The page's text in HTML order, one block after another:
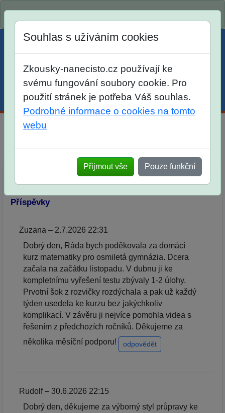
Menu Účet Košík
po skutečných přijímacích zkouškách
Souhlas s užíváním cookies
Zkousky-nanecisto.cz používají ke
svému fungování soubory cookie. Pro
použití stránek je potřeba Váš souhlas.
Podrobné informace o cookies na tomto
webu
Přijmout vše Pouze funkční
Přidat příspěvek
Příspěvky
Zuzana – 2.7.2026 22:31
Dobrý den, Ráda bych poděkovala za domácí
kurz matematiky pro osmiletá gymnázia. Dcera
začala na začátku listopadu. V dubnu ji ke
kompletnímu vyřešení testu zbývaly 1-2 úlohy.
Prvotní šok z rozvičky rozdýchala a pak už každý
týden usedela ke kurzu bez jakýchkoliv
komplikací. V závěru ji nejvíce pomohla videa s
řešením z předchozích ročníků. Děkujeme za
několika měsíční podporu!
odpovědět
Rudolf – 30.6.2026 22:15
Dobrý den, děkujeme za výborný styl průpravy ke